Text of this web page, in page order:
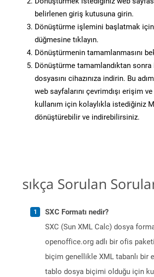
belirlenen giriş kutusuna girin.
Dönüştürme işlemini başlatmak için
düğmesine tıklayın.
Dönüştürmenin tamamlanmasını
Dönüştürme tamamlandıktan
dosyasını cihazınıza indirin. Bu
web sayfalarını çevrimdışı erişim
kullanım için kolaylıkla istediğiniz
dönüştürebilir ve indirebilirsiniz.
sıkça Sorulan
SXC Formatı nedir?
SXC (Sun XML Calc) dosya
openoffice.org adlı bir ofis
biçim genellikle XML tabanlı bir
tablo dosya biçimi olduğu için